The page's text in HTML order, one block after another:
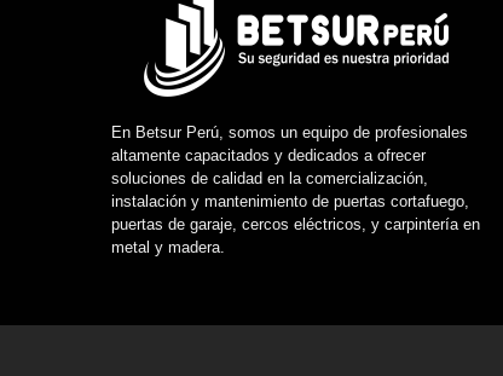
En Betsur Perú, somos un equipo de profesionales
altamente capacitados y dedicados a ofrecer
soluciones de calidad en la comercialización,
instalación y mantenimiento de puertas cortafuego,
puertas de garaje, cercos eléctricos, y carpintería en
metal y madera.